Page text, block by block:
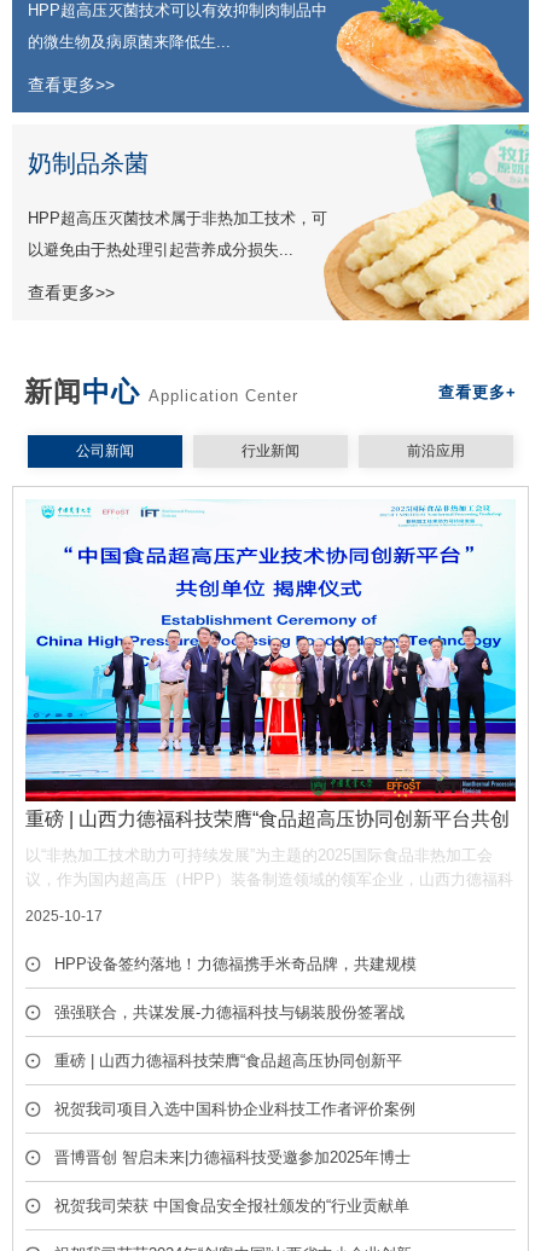
HPP超高压灭菌技术可以有效抑制肉制品中
的微生物及病原菌来降低生...
查看更多>>
奶制品杀菌
HPP超高压灭菌技术属于非热加工技术，可
以避免由于热处理引起营养成分损失...
查看更多>>
新闻中心 Application Center 查看更多+
公司新闻 行业新闻 前沿应用
重磅 | 山西力德福科技荣膺“食品超高压协同创新平台共创
单位”，携手产业链共筑非热加工新生态
以“非热加工技术助力可持续发展”为主题的2025国际食品非热加工会
议，作为国内超高压（HPP）装备制造领域的领军企业，山西力德福科
号，彰显了公司在推动超高压技术产业化中的核心作用。
2025-10-17
HPP设备签约落地！力德福携手米奇品牌，共建规模
化冷榨饮品产线
强强联合，共谋发展-力德福科技与锡装股份签署战
略合作框架协议
重磅 | 山西力德福科技荣膺“食品超高压协同创新平
台共创单位”，携手产业链共筑非热加工新生态
祝贺我司项目入选中国科协企业科技工作者评价案例
库
晋博晋创 智启未来|力德福科技受邀参加2025年博士
后创新创业成果展
祝贺我司荣获 中国食品安全报社颁发的“行业贡献单